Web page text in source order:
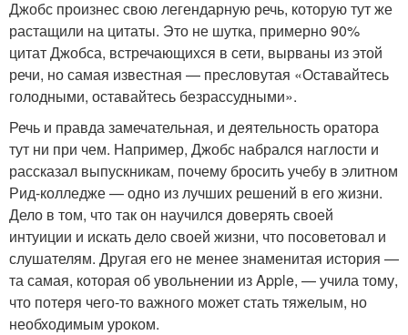
Джобс произнес свою легендарную речь, которую тут же
растащили на цитаты. Это не шутка, примерно 90%
цитат Джобса, встречающихся в сети, вырваны из этой
речи, но самая известная — пресловутая «Оставайтесь
голодными, оставайтесь безрассудными».
Речь и правда замечательная, и деятельность оратора
тут ни при чем. Например, Джобс набрался наглости и
рассказал выпускникам, почему бросить учебу в элитном
Рид-колледже — одно из лучших решений в его жизни.
Дело в том, что так он научился доверять своей
интуиции и искать дело своей жизни, что посоветовал и
слушателям. Другая его не менее знаменитая история —
та самая, которая об увольнении из Apple, — учила тому,
что потеря чего-то важного может стать тяжелым, но
необходимым уроком.